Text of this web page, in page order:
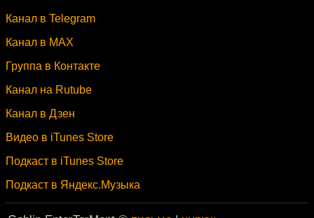
Канал в Telegram
Канал в MAX
Группа в Контакте
Канал на Rutube
Канал в Дзен
Видео в iTunes Store
Подкаст в iTunes Store
Подкаст в Яндекс.Музыка